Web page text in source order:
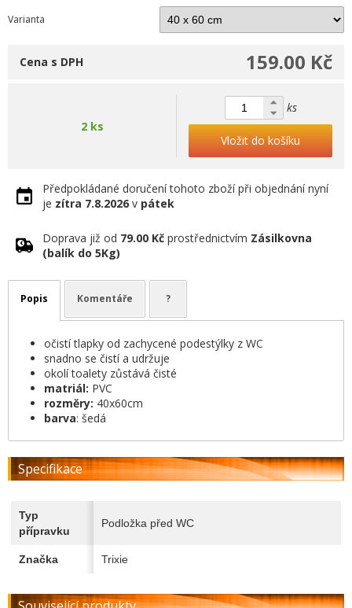
Varianta
159.00 Kč
Cena s DPH
2 ks
ks
Vložit do košíku
Předpokládané doručení tohoto zboží při objednání nyní
je zítra 7.8.2026 v pátek
Doprava již od 79.00 Kč prostřednictvím Zásilkovna
(balík do 5Kg)
Popis Komentáře ?
očistí tlapky od zachycené podestýlky z WC
snadno se čistí a udržuje
okolí toalety zůstává čisté
matriál: PVC
rozměry: 40x60cm
barva: šedá
Specifikace
Typ
přípravku
Podložka před WC
Značka Trixie